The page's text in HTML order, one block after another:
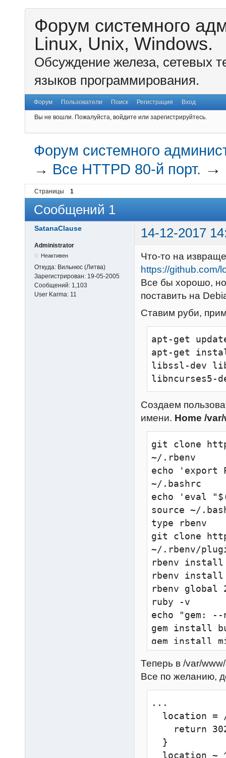
Форум системного
Linux, Unix, Windows.
Обсуждение железа, сетевых
языков программирования.
Форум Пользователи Поиск Регистрация Вход
Вы не вошли. Пожалуйста, войдите или зарегистрируйтесь.
Форум системного
→ Все HTTPD 80-й порт. →
Страницы 1
Сообщений 1
SatanaClause 14-12-2017
Administrator
Неактивен
Откуда: Вильнюс (Литва)
Зарегистрирован: 19-05-2005
Сообщений: 1,103
User Karma: 11
Что-то на
https://github.com/
Все бы хорошо,
поставить на
Ставим руби,
apt-get
apt-get
libssl-dev
libncurses5-
Создаем
имени. Home /
git clone
~/.rbenv
echo 'export
~/.bashrc
echo 'eval
source ~/
type rbenv
git clone
~/.rbenv/
rbenv
rbenv
rbenv global
ruby -v
echo "gem: --
gem install
gem install
Теперь в /var/
Все по желанию,
...